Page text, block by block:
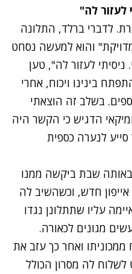
לעזור לה"
לדברי ברלד, התלונה
והוא למעשה נסחט
לעזור לה", טען
בינינו ויכוח, אחרי
בשלב זה הוצאתי
הדגיש כי הקשר היה
סייע לנערה כספית
באותה שבת ביקשה ממנו
חדש, וכשהשיב לה
עליו שתתלונן נגדו
מגונים לכאורה.
ואחר כך עזב את
לה מסרון הכולל